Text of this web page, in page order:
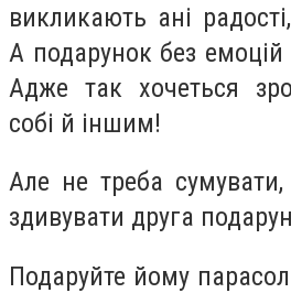
викликають ані
А подарунок без емоцій
Адже так хочеться
собі й іншим!
Але не треба
здивувати друга
Подаруйте йому